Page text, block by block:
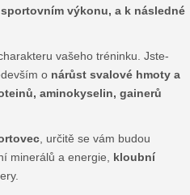
výkonu, a k následné
vašeho tréninku. Jste-
o nárůst svalové hmoty a
aminokyselin, gainerů
, určitě se vám budou
minerálů a energie, kloubní